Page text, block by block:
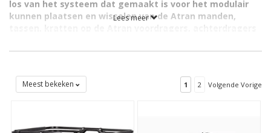
los van het systeem dat gemaakt is voor het modulair
kunnen plaatsen en wisselen van de Atran manden,
- vergrendeling en ontgrendeling - dat met één hand te
Systeem werkt.
Met het Atran Velo Systeem (AVS) van onder meer
andere de Common-fietsen zijn namelijk standaard uitgerust
Lees meer
Meest bekeken 1 2 Volgende Vorige